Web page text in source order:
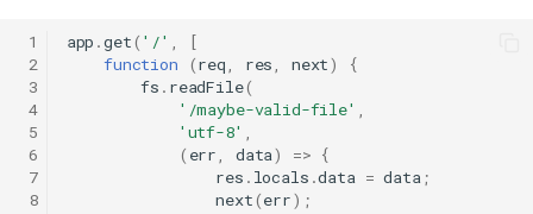
1
2
3
4
5
6
7
8
app .get( '/' ,
[
function
(req, res, next)
{
fs . readFile(
'/maybe-valid-file' ,
'utf-8' ,
( err, data) => {
res . locals .data = data;
next(err);